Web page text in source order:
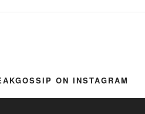
ON INSTAGRAM